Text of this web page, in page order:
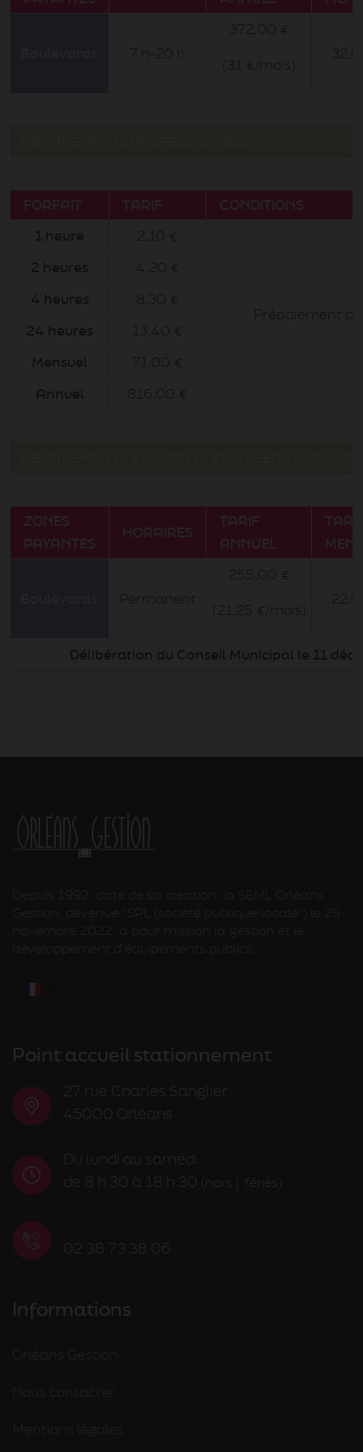
7 h-20 h
372,00 €
(31 €/mois)
FORFAIT TARIF
CONDITIONS
1 heure
2,10 €
Prépaiement
2 heures
4,20 €
4 heures
8,30 €
24 heures
13,40 €
Mensuel
71,00 €
Annuel
816,00 €
ZONES
PAYANTES
HORAIRES
TARIF
ANNUEL
Permanent
255,00 €
(21,25 €/mois)
Délibération du Conseil Municipal le 11
Point accueil stationnement
27 rue Charles Sanglier
45000 Orléans
Du lundi au samedi
de 8 h 30 à 18 h 30
(hors j. fériés)
02 38 73 38 06
Informations